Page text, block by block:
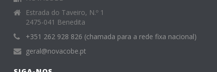
Estrada do Taveiro, N.º 1
2475-041 Benedita
+351 262 928 826 (chamada para a rede fixa nacional)
geral@novacobe.pt